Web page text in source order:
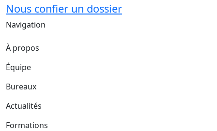
Nous confier un dossier
Navigation
À propos
Équipe
Bureaux
Actualités
Formations